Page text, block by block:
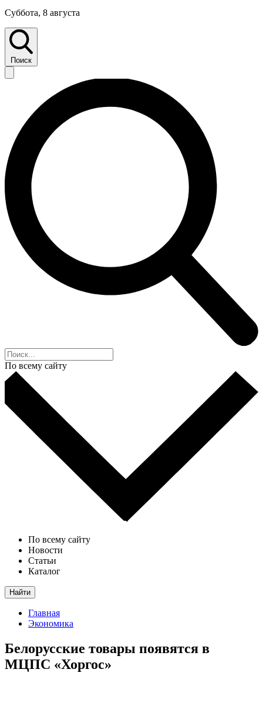
Суббота, 8 августа
Поиск
По всему сайту
По всему сайту
Новости
Статьи
Каталог
Найти
Главная
Экономика
Белорусские товары появятся в
МЦПС «Хоргос»